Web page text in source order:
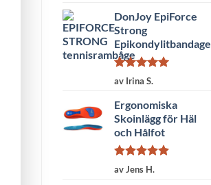
DonJoy EpiForce
Strong
Epikondylitbandage
Betygsatt
av Irina S.
Ergonomiska
Skoinlägg för Häl
och Hålfot
Betygsatt
av Jens H.